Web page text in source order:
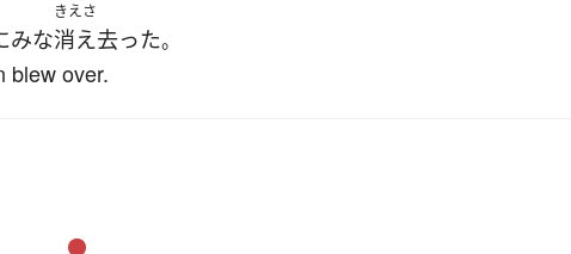
みな
きえさ
消え去った。
blew over.